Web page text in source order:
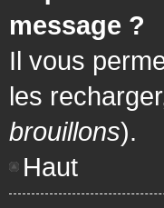
message ?
Il vous
les
brouillons).
Haut